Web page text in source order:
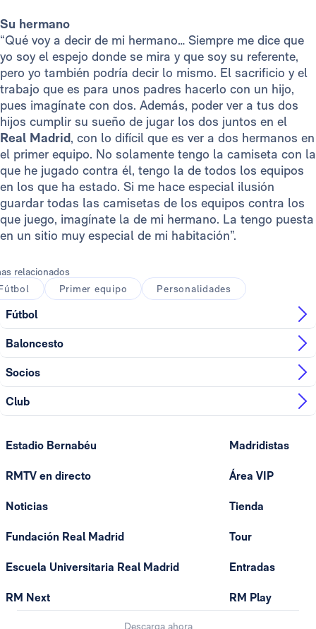
Su hermano
“Qué voy a decir de mi hermano… Siempre me dice que
yo soy el espejo donde se mira y que soy su referente,
pero yo también podría decir lo mismo. El sacrificio y el
trabajo que es para unos padres hacerlo con un hijo,
pues imagínate con dos. Además, poder ver a tus dos
hijos cumplir su sueño de jugar los dos juntos en el
Real Madrid, con lo difícil que es ver a dos hermanos en
el primer equipo. No solamente tengo la camiseta con la
que he jugado contra él, tengo la de todos los equipos
en los que ha estado. Si me hace especial ilusión
guardar todas las camisetas de los equipos contra los
que juego, imagínate la de mi hermano. La tengo puesta
en un sitio muy especial de mi habitación”.
relacionados
Primer equipo Personalidades
Fútbol
Baloncesto
Socios
Club
Estadio Bernabéu
RMTV en directo
Noticias
Fundación Real Madrid
Escuela Universitaria Real Madrid
RM Next
Madridistas
Área VIP
Tienda
Tour
Entradas
RM Play
Descarga ahora